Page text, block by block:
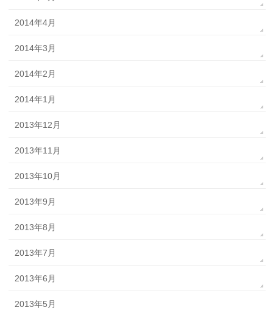
2014年4月
2014年3月
2014年2月
2014年1月
2013年12月
2013年11月
2013年10月
2013年9月
2013年8月
2013年7月
2013年6月
2013年5月